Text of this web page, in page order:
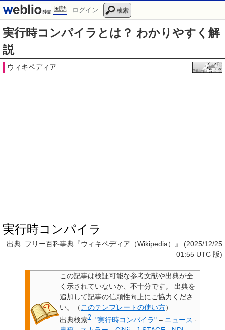
国語 ログイン 検索
実行時コンパイラとは？ わかりやすく解
説
ウィキペディア
実行時コンパイラ
出典: フリー百科事典『ウィキペディア（Wikipedia）』 (2025/12/25
01:55 UTC 版)
この記事は検証可能な参考文献や出典が全
く示されていないか、不十分です。
出典を
追加して記事の信頼性向上にご協力くださ
い。
（ このテンプレートの使い方）
出典検索?: "実行時コンパイラ"– ニュース ·